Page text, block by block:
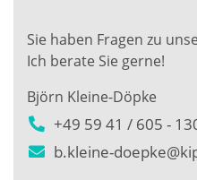
Sie haben Fragen zu
Ich berate Sie gerne!
Björn Kleine-Döpke
+49 59 41 / 605 -
b.kleine-